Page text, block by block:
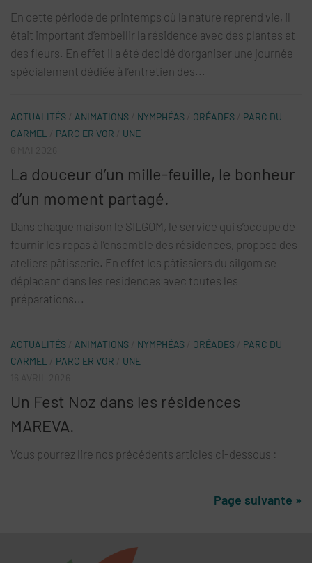
En cette période de printemps où la nature reprend vie, il
était important d’embellir la résidence avec des plantes et
des fleurs. En effet il a été decidé d’organiser une journée
spécialement dédiée à l’entretien des...
ACTUALITÉS ANIMATIONS NYMPHÉAS ORÉADES
PARC DU
CARMEL
PARC ER VOR
UNE
La douceur d’un mille-feuille, le bonheur
d’un moment partagé.
Dans chaque maison le SILGOM, le service qui s’occupe de
fournir les repas à l’ensemble des résidences, propose des
ateliers pâtisserie. En effet les pâtissiers du silgom se
déplacent dans les residences avec toutes les
préparations...
ACTUALITÉS ANIMATIONS NYMPHÉAS ORÉADES
PARC DU
CARMEL
PARC ER VOR
UNE
Un Fest Noz dans les résidences
MAREVA.
Vous pourrez lire nos précédents articles ci-dessous :
Page suivante »